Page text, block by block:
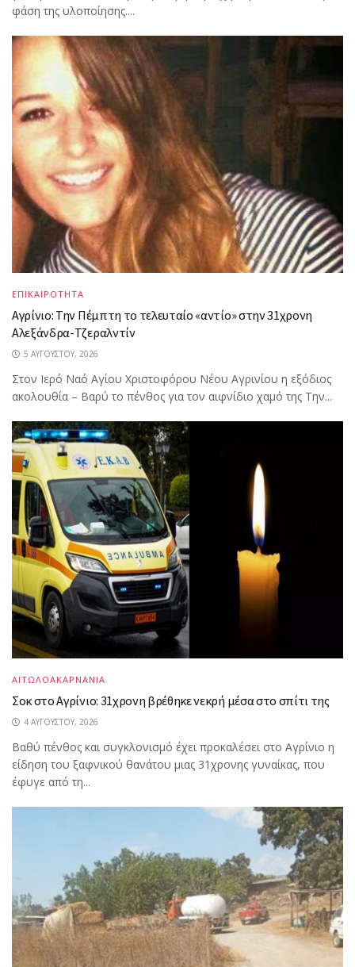
φάση της υλοποίησης....
ΕΠΙΚΑΙΡΟΤΗΤΑ
Αγρίνιο: Την Πέμπτη το τελευταίο «αντίο» στην 31χρονη
Αλεξάνδρα-Τζεραλντίν
5 ΑΥΓΟΎΣΤΟΥ, 2026
Στον Ιερό Ναό Αγίου Χριστοφόρου Νέου Αγρινίου η εξόδιος
ακολουθία – Βαρύ το πένθος για τον αιφνίδιο χαμό της Την...
ΑΙΤΩΛΟΑΚΑΡΝΑΝΙΑ
Σοκ στο Αγρίνιο: 31χρονη βρέθηκε νεκρή μέσα στο σπίτι της
4 ΑΥΓΟΎΣΤΟΥ, 2026
Βαθύ πένθος και συγκλονισμό έχει προκαλέσει στο Αγρίνιο η
είδηση του ξαφνικού θανάτου μιας 31χρονης γυναίκας, που
έφυγε από τη...